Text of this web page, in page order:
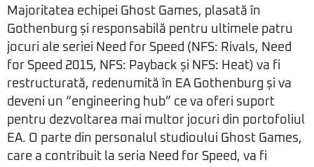
Majoritatea echipei Ghost Games, plasată în
Gothenburg și responsabilă pentru ultimele patru
jocuri ale seriei Need for Speed (NFS: Rivals, Need
for Speed 2015, NFS: Payback și NFS: Heat) va fi
restructurată, redenumită în EA Gothenburg și va
deveni un “engineering hub” ce va oferi suport
pentru dezvoltarea mai multor jocuri din portofoliul
EA. O parte din personalul studioului Ghost Games,
care a contribuit la seria Need for Speed, va fi